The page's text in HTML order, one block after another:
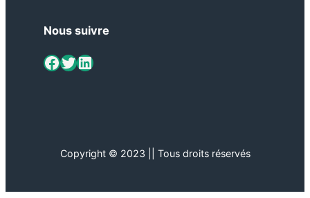
Nous suivre
ViaMétiers sur Facebook Twitter LinkedIn
Copyright © 2023 || Tous droits réservés